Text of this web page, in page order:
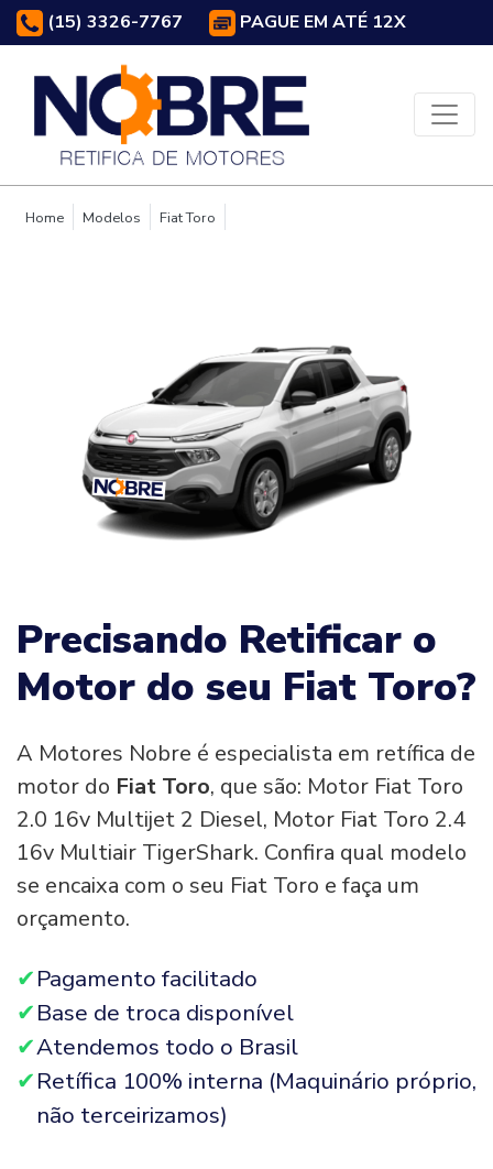
(15) 3326-7767 PAGUE EM ATÉ 12X
Home Modelos Fiat Toro
Precisando Retificar o
Motor do seu Fiat Toro?
A Motores Nobre é especialista em retífica de
motor do Fiat Toro, que são: Motor Fiat Toro
2.0 16v Multijet 2 Diesel, Motor Fiat Toro 2.4
16v Multiair TigerShark. Confira qual modelo
se encaixa com o seu Fiat Toro e faça um
orçamento.
Pagamento facilitado
Base de troca disponível
Atendemos todo o Brasil
Retífica 100% interna (Maquinário próprio,
não terceirizamos)